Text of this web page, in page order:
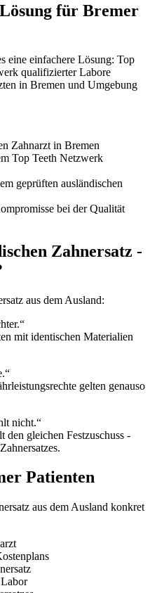
für Bremer
eine einfachere Lösung: Top
qualifizierter Labore
in Bremen und Umgebung
Zahnarzt in Bremen
Top Teeth Netzwerk
geprüften ausländischen
bei der Qualität
Zahnersatz -
aus dem Ausland:
mit identischen Materialien
gelten genauso
nicht.“
den gleichen Festzuschuss -
Patienten
aus dem Ausland konkret